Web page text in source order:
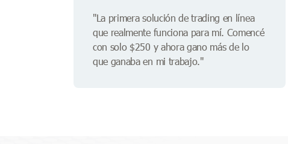
"La primera solución de trading en línea
que realmente funciona para mí. Comencé
con solo $250 y ahora gano más de lo
que ganaba en mi trabajo."